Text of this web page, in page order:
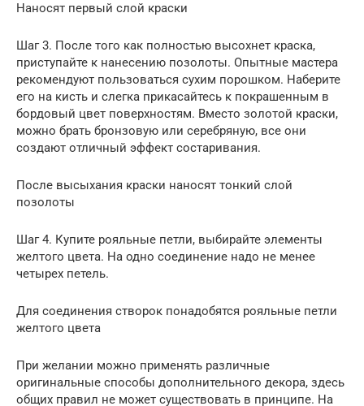
Наносят первый слой краски
Шаг 3. После того как полностью высохнет краска,
приступайте к нанесению позолоты. Опытные мастера
рекомендуют пользоваться сухим порошком. Наберите
его на кисть и слегка прикасайтесь к покрашенным в
бордовый цвет поверхностям. Вместо золотой краски,
можно брать бронзовую или серебряную, все они
создают отличный эффект состаривания.
После высыхания краски наносят тонкий слой
позолоты
Шаг 4. Купите рояльные петли, выбирайте элементы
желтого цвета. На одно соединение надо не менее
четырех петель.
Для соединения створок понадобятся рояльные петли
желтого цвета
При желании можно применять различные
оригинальные способы дополнительного декора, здесь
общих правил не может существовать в принципе. На